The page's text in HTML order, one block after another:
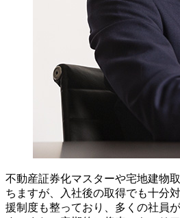
不動産証券化マスターや宅地建物
ちますが、入社後の取得でも十分
援制度も整っており、多くの社員